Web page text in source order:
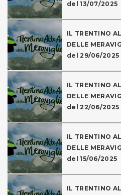
del 13/07/2025
IL TRENTINO
DELLE
del 29/06/2025
IL TRENTINO
DELLE
del 22/06/2025
IL TRENTINO
DELLE
del 15/06/2025
IL TRENTINO